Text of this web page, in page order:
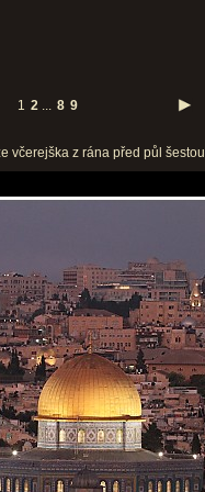
1 2... 8 9
včerejška z rána před půl